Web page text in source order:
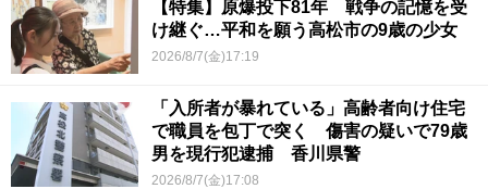
【特集】原爆投下81年 戦争の記憶を受
け継ぐ…平和を願う高松市の9歳の少女
2026/8/7(金)17:19
「入所者が暴れている」高齢者向け住宅
で職員を包丁で突く 傷害の疑いで79歳
男を現行犯逮捕 香川県警
2026/8/7(金)17:08